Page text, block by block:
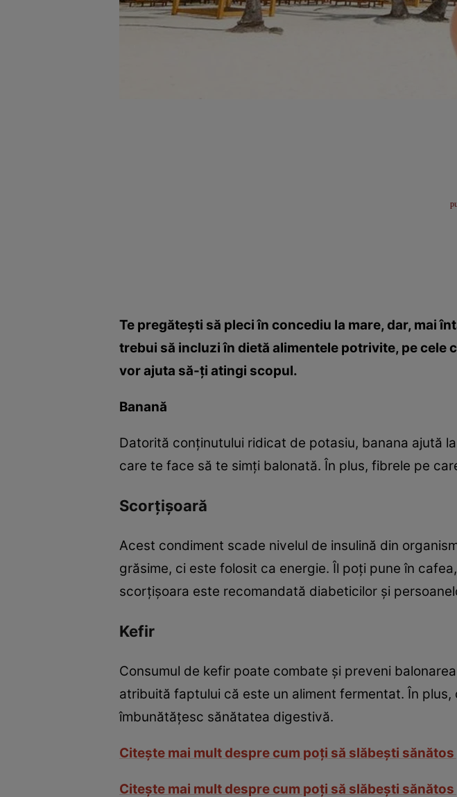
Te pregăteşti să pleci în concediu la mare, dar, mai
trebui să incluzi în dietă alimentele potrivite, pe cele
vor ajuta să-ţi atingi scopul.
Banană
Datorită conţinutului ridicat de potasiu, banana ajută
care te face să te simţi balonată. În plus, fibrele pe
Scorţişoară
Acest condiment scade nivelul de insulină din
grăsime, ci este folosit ca energie. Îl poţi pune în
scorţişoara este recomandată diabeticilor şi
Kefir
Consumul de kefir poate combate şi preveni
atribuită faptului că este un aliment fermentat. În
îmbunătăţesc sănătatea digestivă.
Citeşte mai mult despre cum poţi să slăbeşti
Citeşte mai mult despre cum poţi să slăbeşti